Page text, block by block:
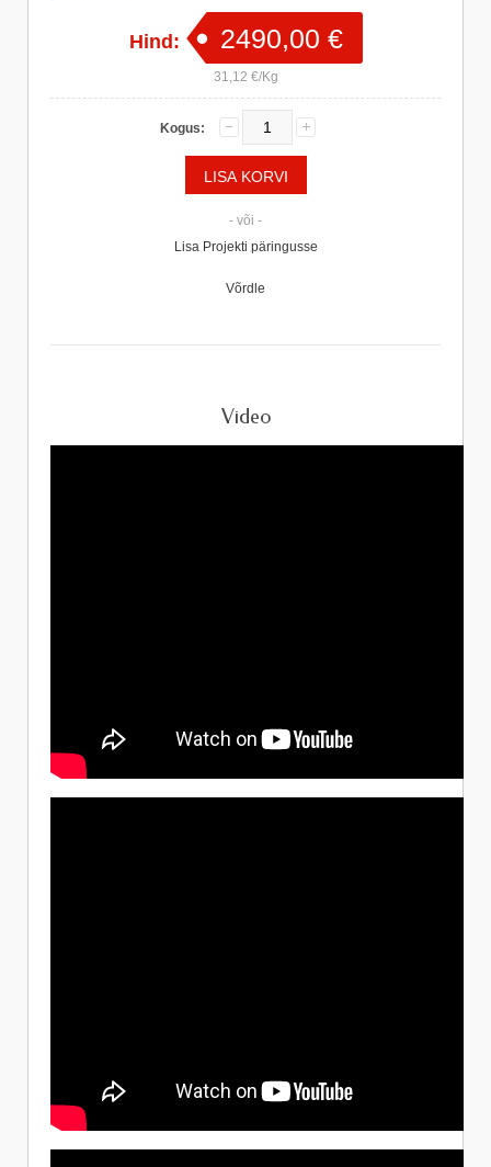
Hind: 2490,00 €
31,12 €/Kg
Kogus:
- või -
Lisa Projekti päringusse
Võrdle
Video